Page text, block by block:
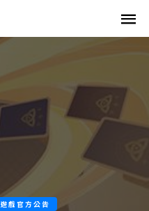
遊戲官方公告